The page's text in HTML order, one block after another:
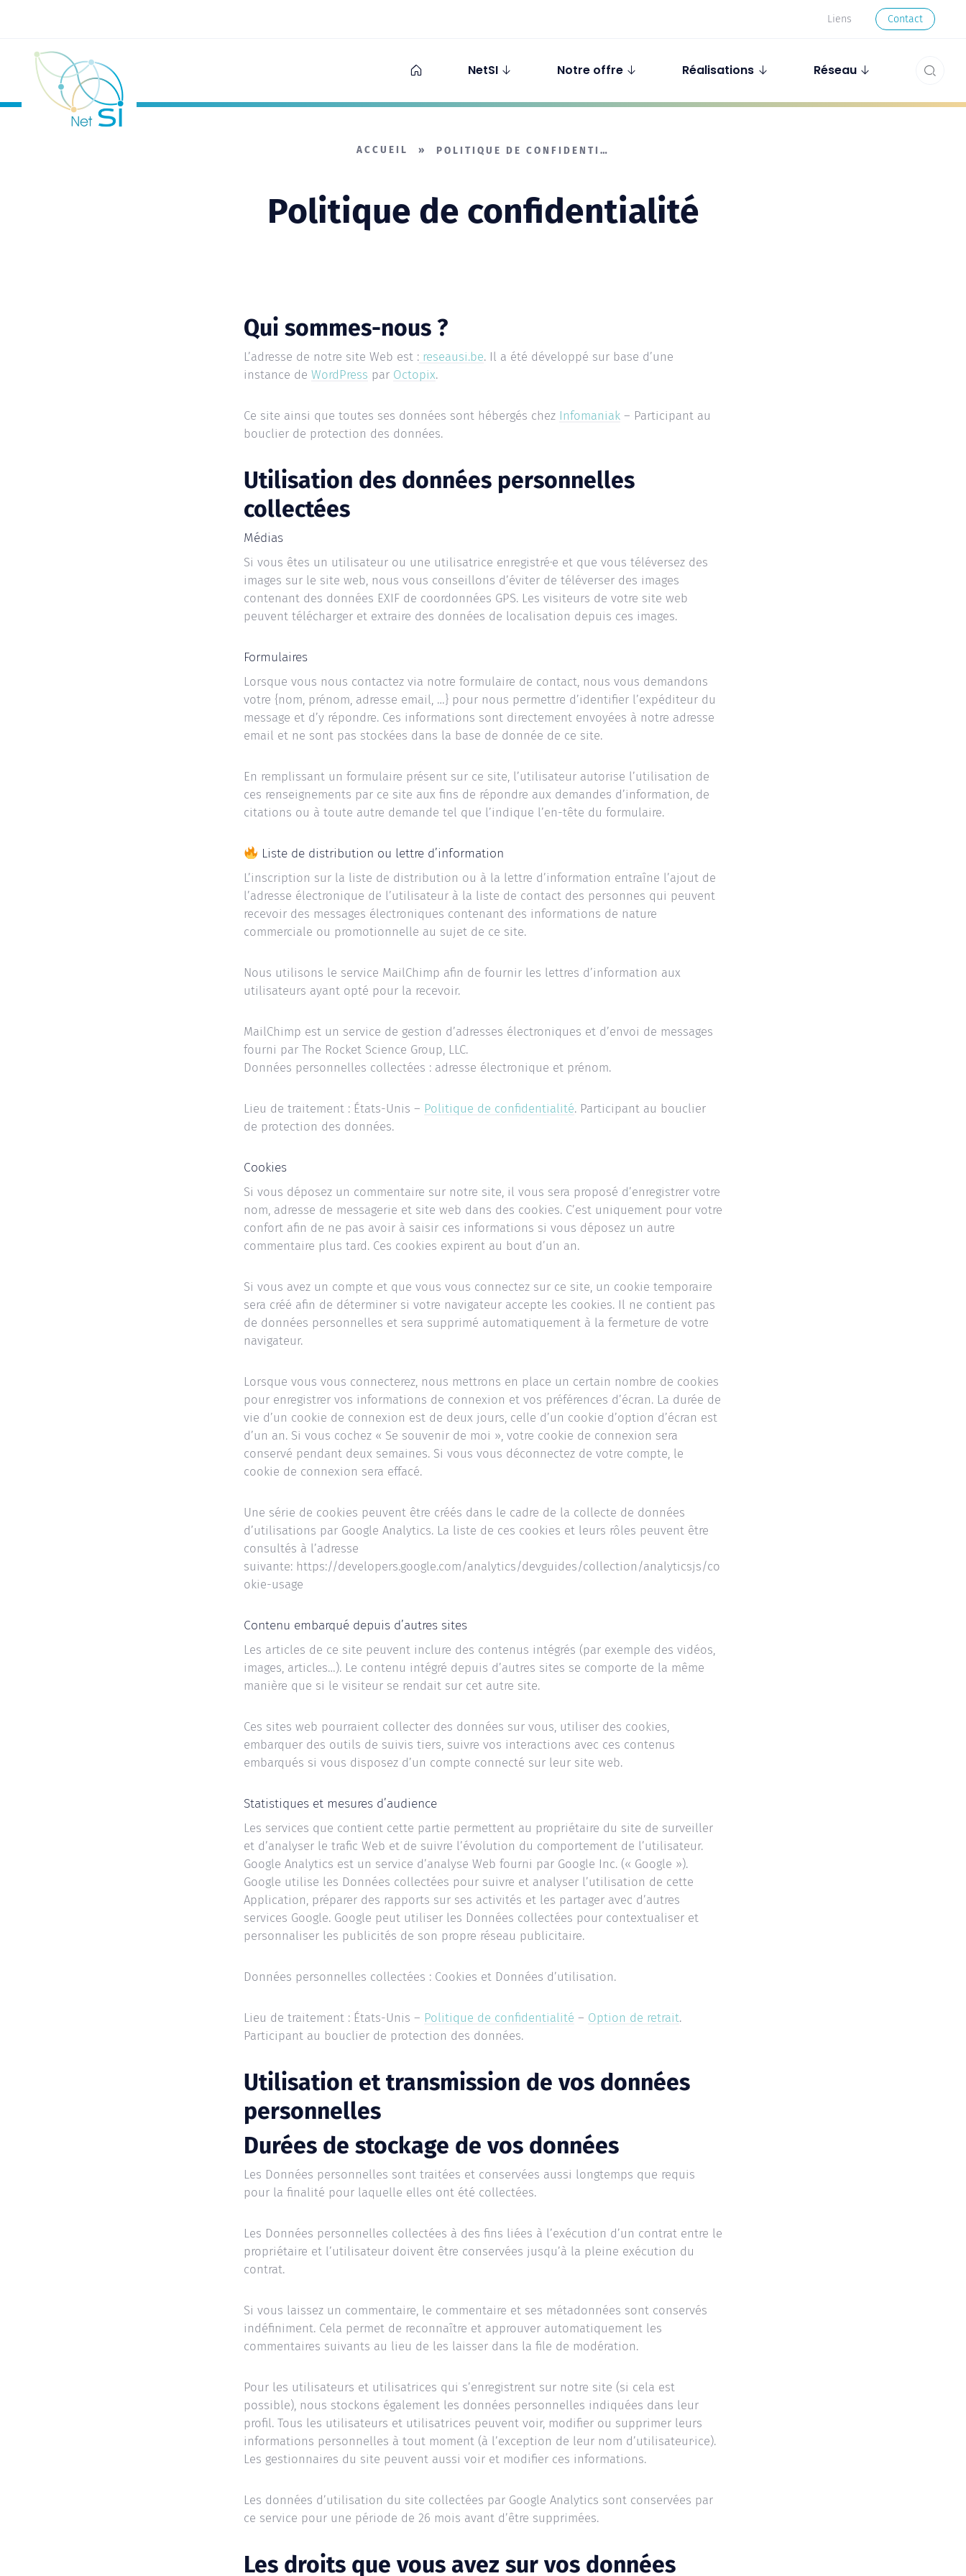
Liens Contact
NetSI Notre offre Réalisations Réseau
Politique de confidentialité
ACCUEIL » POLITIQUE DE CONFIDENTIALITÉ
Qui sommes-nous ?
L’adresse de notre site Web est :reseausi.be. Il a été développé sur base d’une
instance de WordPress par Octopix.
Ce site ainsi que toutes ses données sont hébergés chez Infomaniak– Participant au
bouclier de protection des données.
Utilisation des données personnelles
collectées
Médias
Si vous êtes un utilisateur ou une utilisatrice enregistré·e et que vous téléversez des
images sur le site web, nous vous conseillons d’éviter de téléverser des images
contenant des données EXIF de coordonnées GPS. Les visiteurs de votre site web
peuvent télécharger et extraire des données de localisation depuis ces images.
Formulaires
Lorsque vous nous contactez via notre formulaire de contact, nous vous demandons
votre {nom, prénom, adresse email, …} pour nous permettre d’identifier l’expéditeur du
message et d’y répondre. Ces informations sont directement envoyées à notre adresse
email et ne sont pas stockées dans la base de donnée de ce site.
En remplissant un formulaire présent sur ce site, l’utilisateur autorise l’utilisation de
ces renseignements par ce site aux fins de répondre aux demandes d’information, de
citations ou à toute autre demande tel que l’indique l’en-tête du formulaire.
Liste de distribution ou lettre d’information
L’inscription sur la liste de distribution ou à la lettre d’information entraîne l’ajout de
l’adresse électronique de l’utilisateur à la liste de contact des personnes qui peuvent
recevoir des messages électroniques contenant des informations de nature
commerciale ou promotionnelle au sujet de ce site.
Nous utilisons le service MailChimp afin de fournir les lettres d’information aux
utilisateurs ayant opté pour la recevoir.
MailChimp est un service de gestion d’adresses électroniques et d’envoi de messages
fourni par The Rocket Science Group, LLC.
Données personnelles collectées : adresse électronique et prénom.
Lieu de traitement : États-Unis – Politique de confidentialité. Participant au bouclier
de protection des données.
Cookies
Si vous déposez un commentaire sur notre site, il vous sera proposé d’enregistrer votre
nom, adresse de messagerie et site web dans des cookies. C’est uniquement pour votre
confort afin de ne pas avoir à saisir ces informations si vous déposez un autre
commentaire plus tard. Ces cookies expirent au bout d’un an.
Si vous avez un compte et que vous vous connectez sur ce site, un cookie temporaire
sera créé afin de déterminer si votre navigateur accepte les cookies. Il ne contient pas
de données personnelles et sera supprimé automatiquement à la fermeture de votre
navigateur.
Lorsque vous vous connecterez, nous mettrons en place un certain nombre de cookies
pour enregistrer vos informations de connexion et vos préférences d’écran. La durée de
vie d’un cookie de connexion est de deux jours, celle d’un cookie d’option d’écran est
d’un an. Si vous cochez « Se souvenir de moi », votre cookie de connexion sera
conservé pendant deux semaines. Si vous vous déconnectez de votre compte, le
cookie de connexion sera effacé.
Une série de cookies peuvent être créés dans le cadre de la collecte de données
d’utilisations par Google Analytics. La liste de ces cookies et leurs rôles peuvent être
consultés à l’adresse
suivante: https://developers.google.com/analytics/devguides/collection/analyticsjs/co
okie-usage
Contenu embarqué depuis d’autres sites
Les articles de ce site peuvent inclure des contenus intégrés (par exemple des vidéos,
images, articles…). Le contenu intégré depuis d’autres sites se comporte de la même
manière que si le visiteur se rendait sur cet autre site.
Ces sites web pourraient collecter des données sur vous, utiliser des cookies,
embarquer des outils de suivis tiers, suivre vos interactions avec ces contenus
embarqués si vous disposez d’un compte connecté sur leur site web.
Statistiques et mesures d’audience
Les services que contient cette partie permettent au propriétaire du site de surveiller
et d’analyser le trafic Web et de suivre l’évolution du comportement de l’utilisateur.
Google Analytics est un service d’analyse Web fourni par Google Inc. (« Google »).
Google utilise les Données collectées pour suivre et analyser l’utilisation de cette
Application, préparer des rapports sur ses activités et les partager avec d’autres
services Google. Google peut utiliser les Données collectées pour contextualiser et
personnaliser les publicités de son propre réseau publicitaire.
Données personnelles collectées : Cookies et Données d’utilisation.
Lieu de traitement : États-Unis – Politique de confidentialité – Option de retrait.
Participant au bouclier de protection des données.
Utilisation et transmission de vos données
personnelles
Durées de stockage de vos données
Les Données personnelles sont traitées et conservées aussi longtemps que requis
pour la finalité pour laquelle elles ont été collectées.
Les Données personnelles collectées à des fins liées à l’exécution d’un contrat entre le
propriétaire et l’utilisateur doivent être conservées jusqu’à la pleine exécution du
contrat.
Si vous laissez un commentaire, le commentaire et ses métadonnées sont conservés
indéfiniment. Cela permet de reconnaître et approuver automatiquement les
commentaires suivants au lieu de les laisser dans la file de modération.
Pour les utilisateurs et utilisatrices qui s’enregistrent sur notre site (si cela est
possible), nous stockons également les données personnelles indiquées dans leur
profil. Tous les utilisateurs et utilisatrices peuvent voir, modifier ou supprimer leurs
informations personnelles à tout moment (à l’exception de leur nom d’utilisateur·ice).
Les gestionnaires du site peuvent aussi voir et modifier ces informations.
Les données d’utilisation du site collectées par Google Analytics sont conservées par
ce service pour une période de 26 mois avant d’être supprimées.
Les droits que vous avez sur vos données